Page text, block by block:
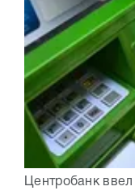
Центробанк